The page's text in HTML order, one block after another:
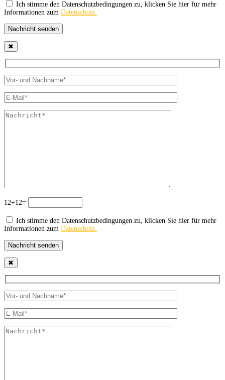
Ich stimme den Datenschutzbedingungen zu, klicken Sie hier für mehr
Informationen zum Datenschutz.
Nachricht senden
✖
12+12=
Ich stimme den Datenschutzbedingungen zu, klicken Sie hier für mehr
Informationen zum Datenschutz.
Nachricht senden
✖